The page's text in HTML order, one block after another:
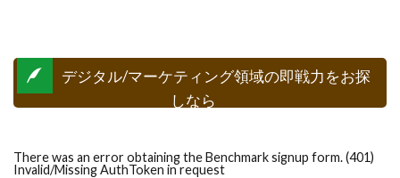
デジタル/マーケティング領域の即戦力をお探
しなら
There was an error obtaining the Benchmark signup form. (401)
Invalid/Missing AuthToken in request